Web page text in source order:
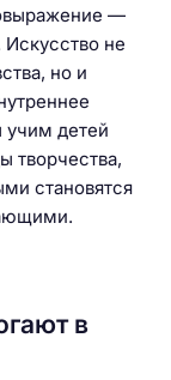
—
не
но и
детей
творчества,
становятся
в